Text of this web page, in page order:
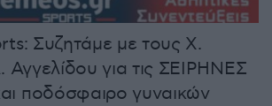
Συζητάμε με τους Χ.
Αγγελίδου για τις ΣΕΙΡΗΝΕΣ
ποδόσφαιρο γυναικών